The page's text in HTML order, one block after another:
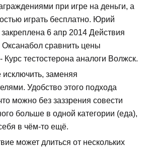
при игре на деньги, а
играть бесплатно. Юрий
6 апр 2014 Действия
сравнить цены
Курс тестостерона аналоги Волжск.
заменяя
Удобство этого подхода
можно без заззрения совести
больше в одной категории (еда),
в чём-то ещё.
может длиться от нескольких